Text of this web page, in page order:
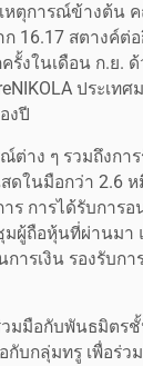
ตุการณ์ข้างต้น
16.17 สตางค์ต่
งในเดือน ก.ย.
ประเทศ
งปี
าง ๆ รวมถึงกา
สดในมือกว่า
ร การได้รับกา
มผู้ถือหุ้นที่ผ่านม
รเงิน รองรับก
มือกับพันธมิตร
บกลุ่มทรู เพื่อร่